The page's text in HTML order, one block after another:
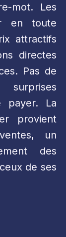
mot. Les
en toute
attractifs
directes
Pas de
payer. La
provient
un
des
de ses